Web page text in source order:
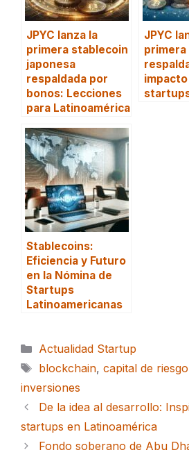
JPYC lanza la
primera stablecoin
japonesa
respaldada por
bonos: Lecciones
para Latinoamérica
JPYC
Stablecoins:
Eficiencia y Futuro
en la Nómina de
Startups
Latinoamericanas
Categorías
Actualidad Startup
Etiquetas
blockchain, capital de riesgo
inversiones
De la idea al desarrollo:
startups en Latinoamérica
Fondo soberano de Abu